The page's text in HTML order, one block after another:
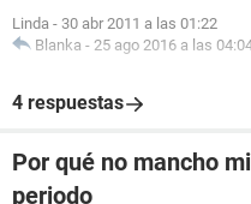
Linda - 30 abr 2011 a las 01:22
Blanka - 25 ago 2016 a las
4 respuestas
Por qué no mancho
periodo